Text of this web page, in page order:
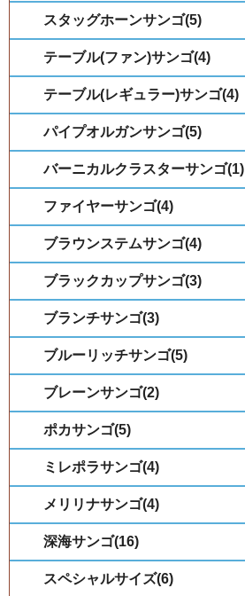
スタッグホーンサンゴ(5)
テーブル(ファン)サンゴ(4)
テーブル(レギュラー)サンゴ(4)
パイプオルガンサンゴ(5)
バーニカルクラスターサンゴ(1)
ファイヤーサンゴ(4)
ブラウンステムサンゴ(4)
ブラックカップサンゴ(3)
ブランチサンゴ(3)
ブルーリッチサンゴ(5)
ブレーンサンゴ(2)
ポカサンゴ(5)
ミレポラサンゴ(4)
メリリナサンゴ(4)
深海サンゴ(16)
スペシャルサイズ(6)